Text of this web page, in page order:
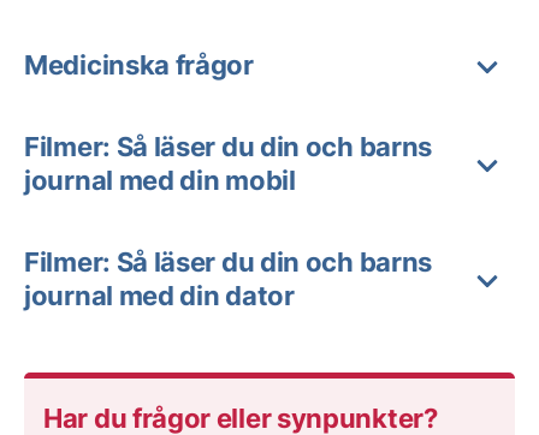
Medicinska frågor
Filmer: Så läser du din och barns
journal med din mobil
Filmer: Så läser du din och barns
journal med din dator
Har du frågor eller synpunkter?